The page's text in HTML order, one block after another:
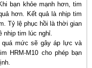
bạn khỏe mạnh hơn, tim
hơn. Kết quả là nhịp tim
Tỷ lệ phục hồi là thời gian
nhịp tim lúc nghỉ.
quá mức sẽ gây áp lực và
HRM-M10 cho phép bạn